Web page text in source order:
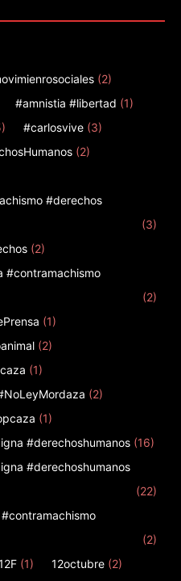
(2)
#amnistia #libertad (1)
#carlosvive (3)
(2)
#derechos
(3)
(2)
#contramachismo
(2)
(1)
(2)
(1)
(2)
(1)
#derechoshumanos (16)
#derechoshumanos
(22)
(2)
(1) 12octubre (2)